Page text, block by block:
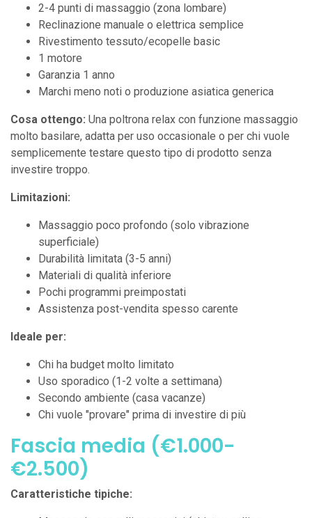
2-4 punti di massaggio (zona lombare)
Reclinazione manuale o elettrica semplice
Rivestimento tessuto/ecopelle basic
1 motore
Garanzia 1 anno
Marchi meno noti o produzione asiatica generica
Cosa ottengo: Una poltrona relax con funzione massaggio
molto basilare, adatta per uso occasionale o per chi vuole
semplicemente testare questo tipo di prodotto senza
investire troppo.
Limitazioni:
Massaggio poco profondo (solo vibrazione
superficiale)
Durabilità limitata (3-5 anni)
Materiali di qualità inferiore
Pochi programmi preimpostati
Assistenza post-vendita spesso carente
Ideale per:
Chi ha budget molto limitato
Uso sporadico (1-2 volte a settimana)
Secondo ambiente (casa vacanze)
Chi vuole "provare" prima di investire di più
Fascia media (€1.000-
€2.500)
Caratteristiche tipiche: